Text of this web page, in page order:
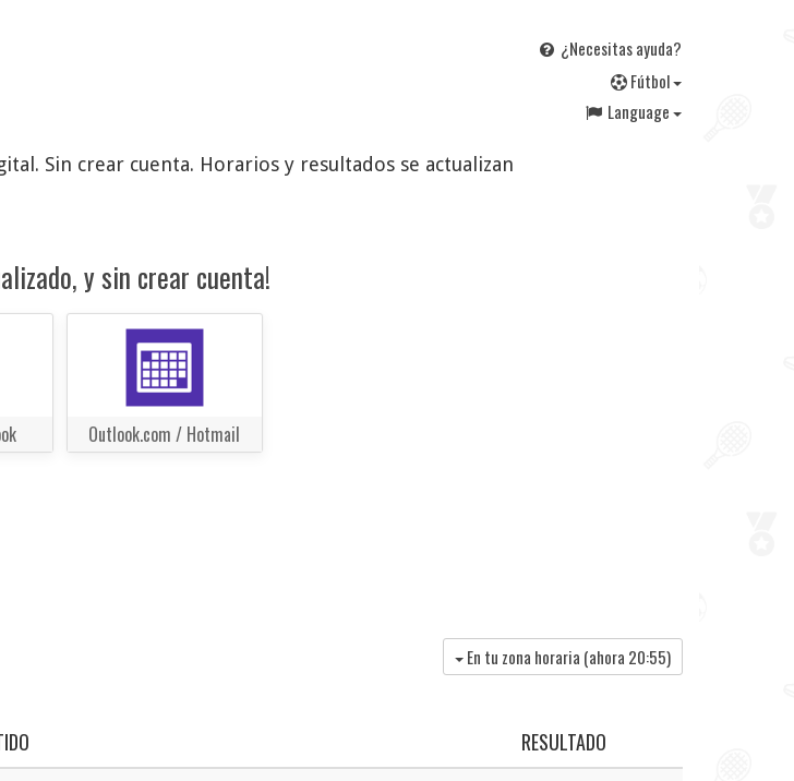
¿Necesitas ayuda?
Fútbol
Language
Sin crear cuenta. Horarios y resultados se actualizan
y sin crear cuenta!
Outlook.com / Hotmail
En tu zona horaria (ahora 20:55)
RESULTADO